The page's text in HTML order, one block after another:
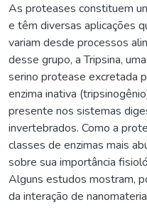
As proteases constituem
e têm diversas aplicações
variam desde processos
desse grupo, a Tripsina, uma
serino protease excretada
enzima inativa
presente nos sistemas
invertebrados. Como a
classes de enzimas mais
sobre sua importância
Alguns estudos mostram,
da interação de